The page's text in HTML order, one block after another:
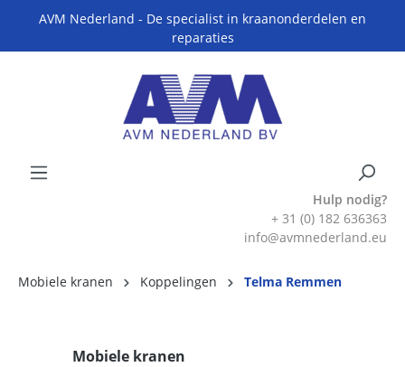
AVM Nederland - De specialist in kraanonderdelen en
reparaties
Hulp nodig?
+ 31 (0) 182 636363
info@avmnederland.eu
Mobiele kranen Koppelingen Telma Remmen
Mobiele kranen